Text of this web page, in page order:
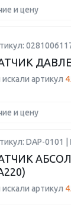
и цену
артикул
и цену
DAP-0101 |
артикул